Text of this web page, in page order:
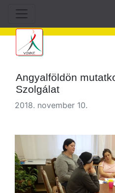
Angyalföldön
Szolgálat
2018. november 10.